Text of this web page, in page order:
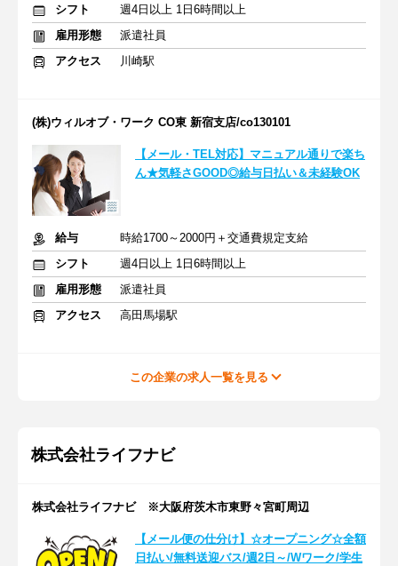
シフト
週4日以上 1日6時間以上
雇用形態
派遣社員
アクセス
川崎駅
(株)ウィルオブ・ワーク CO東 新宿支店/co130101
【メール・TEL対応】マニュアル通りで楽ち
ん★気軽さGOOD◎給与日払い＆未経験OK
給与
時給1700～2000円＋交通費規定支給
シフト
週4日以上 1日6時間以上
雇用形態
派遣社員
アクセス
高田馬場駅
この企業の求人一覧を見る
株式会社ライフナビ
株式会社ライフナビ ※大阪府茨木市東野々宮町周辺
【メール便の仕分け】☆オープニング☆全額
日払い/無料送迎バス/週2日～/Wワーク/学生